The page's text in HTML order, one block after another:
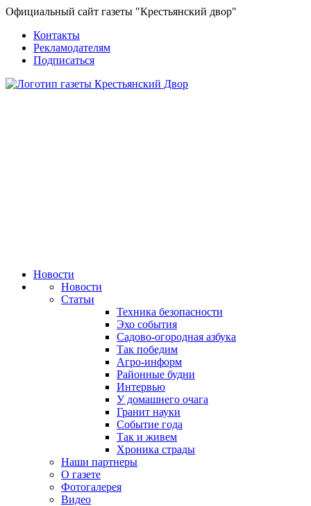
Официальный сайт газеты "Крестьянский двор"
Контакты
Рекламодателям
Подписаться
Новости
Новости
Статьи
Техника безопасности
Эхо события
Садово-огородная азбука
Так победим
Агро-информ
Районные будни
Интервью
У домашнего очага
Гранит науки
Событие года
Так и живем
Хроника страды
Наши партнеры
О газете
Фотогалерея
Видео